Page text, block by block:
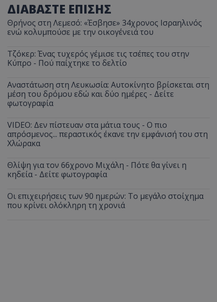
ΔΙΑΒΑΣΤΕ ΕΠΙΣΗΣ
Θρήνος στη Λεμεσό: «Έσβησε» 34χρονος Ισραηλινός
ενώ κολυμπούσε με την οικογένειά του
Τζόκερ: Ένας τυχερός γέμισε τις τσέπες του στην
Κύπρο - Πού παίχτηκε το δελτίο
Αναστάτωση στη Λευκωσία: Αυτοκίνητο βρίσκεται στη
μέση του δρόμου εδώ και δύο ημέρες - Δείτε
φωτογραφία
VIDEO: Δεν πίστευαν στα μάτια τους - Ο πιο
απρόσμενος... περαστικός έκανε την εμφάνισή του στη
Χλώρακα
Θλίψη για τον 66χρονο Μιχάλη - Πότε θα γίνει η
κηδεία - Δείτε φωτογραφία
Οι επιχειρήσεις των 90 ημερών: Το μεγάλο στοίχημα
που κρίνει ολόκληρη τη χρονιά